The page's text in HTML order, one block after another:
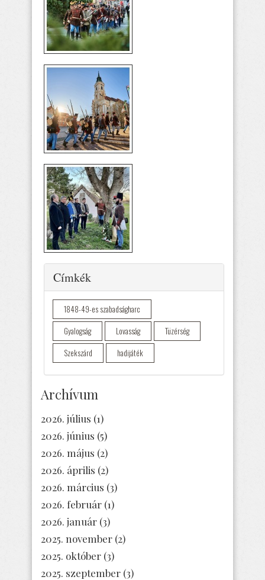
Elrejtés
Címkék
1848-49-es szabadságharc
Gyalogság
Lovasság
Tüzérség
Szekszárd
hadijáték
Archívum
2026. július (1)
2026. június (5)
2026. május (2)
2026. április (2)
2026. március (3)
2026. február (1)
2026. január (3)
2025. november (2)
2025. október (3)
2025. szeptember (3)